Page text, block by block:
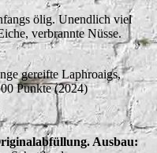
ölig. Unendlich viel
verbrannte Nüsse.
gereifte Laphroaigs,
Punkte (2024)
Ausbau: